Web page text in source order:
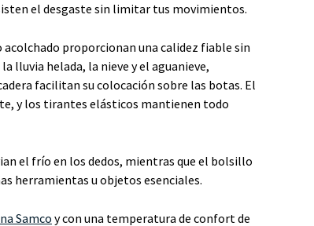
el desgaste sin limitar tus movimientos.
proporcionan una calidez fiable sin
lluvia helada, la nieve y el aguanieve,
facilitan su colocación sobre las botas. El
y los tirantes elásticos mantienen todo
el frío en los dedos, mientras que el bolsillo
herramientas u objetos esenciales.
Samcoy con una temperatura de confort de